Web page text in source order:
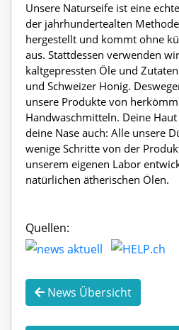
Unsere Naturseife ist eine
der jahrhundertealten
hergestellt und kommt ohne
aus. Stattdessen verwenden
kaltgepressten Öle und
und Schweizer Honig.
unsere Produkte von
Handwaschmitteln. Deine
deine Nase auch: Alle unsere
wenige Schritte von der
unserem eigenen Labor
natürlichen ätherischen Ölen.
Quellen:
News Übersicht